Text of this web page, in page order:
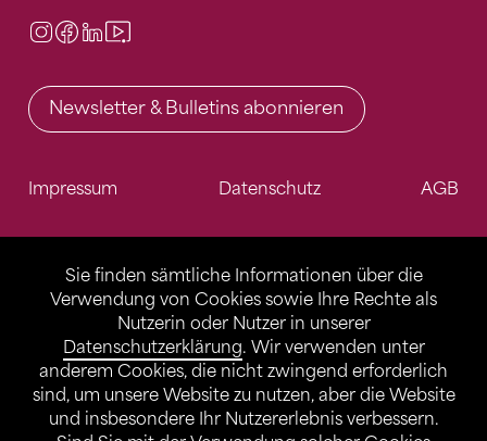
Sie finden sämtliche Informationen über die
Verwendung von Cookies sowie Ihre Rechte als
Nutzerin oder Nutzer in unserer
Datenschutzerklärung. Wir verwenden unter
anderem Cookies, die nicht zwingend erforderlich
sind, um unsere Website zu nutzen, aber die Website
und insbesondere Ihr Nutzererlebnis verbessern.
Instagram
Facebook
LinkedIn
Newsletter & Bulletins abonnieren
Impressum Datenschutz AGB